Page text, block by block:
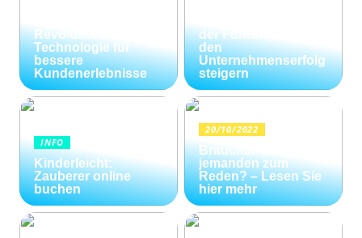
Revolutionäre
Technologie für
bessere
Kundenerlebnisse
der Führungskräfte
den
Unternehmenserfolg
steigern
INFO
Kinderleicht:
Zauberer online
buchen
20/10/2022
Brauchen Sie
jemanden zum
Reden? – Lesen Sie
hier mehr